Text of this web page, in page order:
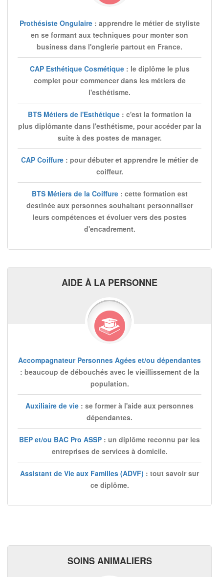
Prothésiste Ongulaire: apprendre le métier de styliste
en se formant aux techniques pour monter son
business dans l'onglerie partout en France.
CAP Esthétique Cosmétique: le diplôme le plus
complet pour commencer dans les métiers de
l'esthétisme.
BTS Métiers de l'Esthétique: c'est la formation la
plus diplômante dans l'esthétisme, pour accéder par la
suite à des postes de manager.
CAP Coiffure: pour débuter et apprendre le métier de
coiffeur.
BTS Métiers de la Coiffure: cette formation est
destinée aux personnes souhaitant personnaliser
leurs compétences et évoluer vers des postes
d'encadrement.
AIDE À LA PERSONNE
Accompagnateur Personnes Agées et/ou dépendantes
: beaucoup de débouchés avec le vieillissement de la
population.
Auxiliaire de vie : se former à l'aide aux personnes
dépendantes.
BEP et/ou BAC Pro ASSP : un diplôme reconnu par les
entreprises de services à domicile.
Assistant de Vie aux Familles (ADVF) : tout savoir sur
ce diplôme.
SOINS ANIMALIERS